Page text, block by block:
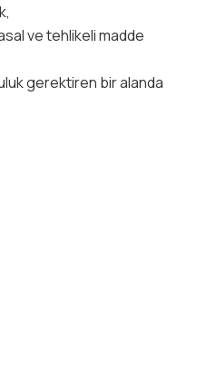
ve tehlikeli madde
gerektiren bir alanda